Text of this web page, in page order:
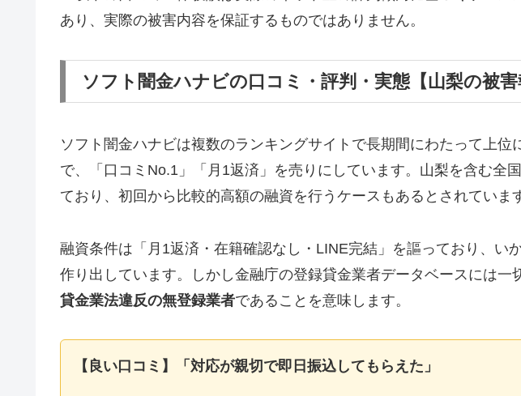
あり、実際の被害内容を保証するものではありません。
ソフト闇金ハナビの口コミ・評判・実態【山梨の被害
ソフト闇金ハナビは複数のランキングサイトで長期間にわたって上位
で、「口コミNo.1」「月1返済」を売りにしています。山梨を含む全
ており、初回から比較的高額の融資を行うケースもあるとされていま
融資条件は「月1返済・在籍確認なし・LINE完結」を謳っており、い
作り出しています。しかし金融庁の登録貸金業者データベースには一
貸金業法違反の無登録業者であることを意味します。
【良い口コミ】「対応が親切で即日振込してもらえた」